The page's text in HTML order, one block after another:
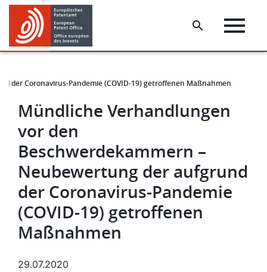
Skip
main
content
Skip
footer
der Coronavirus-Pandemie (COVID-19) getroffenen Maßnahmen
Mündliche Verhandlungen
vor den
Beschwerdekammern –
Neubewertung der aufgrund
der Coronavirus-Pandemie
(COVID-19) getroffenen
Maßnahmen
29.07.2020